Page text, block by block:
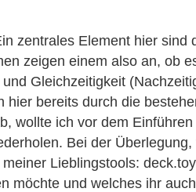
zentrales Element hier sind
zeigen einem also an, ob
Gleichzeitigkeit
hier bereits durch die
wollte ich vor dem
Bei der
Lieblingstools:
möchte und welches ihr